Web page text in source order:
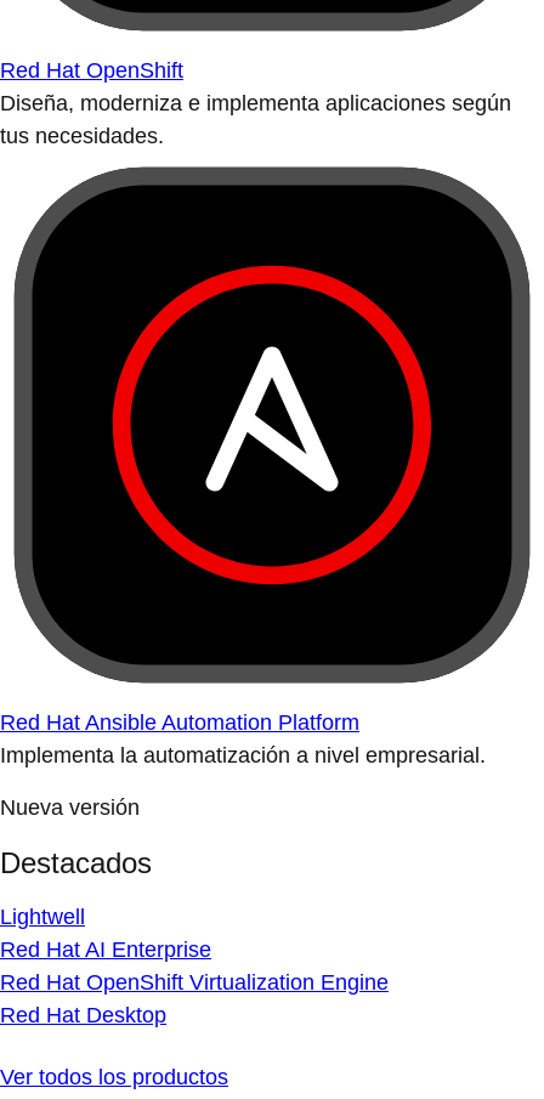
Red Hat OpenShift
Diseña, moderniza e implementa aplicaciones según
tus necesidades.
Red Hat Ansible Automation Platform
Implementa la automatización a nivel empresarial.
Nueva versión
Destacados
Lightwell
Red Hat AI Enterprise
Red Hat OpenShift Virtualization Engine
Red Hat Desktop
Ver todos los productos